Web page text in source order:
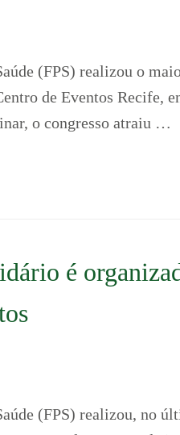
(FPS) realizou o
de Eventos Recife,
o congresso atraiu …
é
(FPS) realizou, no